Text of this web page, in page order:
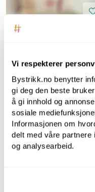
Vi respekterer
Bystrikk.no benytter
gi deg den beste
å gi innhold og
sosiale
Informasjonen om
delt med våre partnere
og analysearbeid.
Bystrikk
Bystrikk Målebånd
(Rosa)